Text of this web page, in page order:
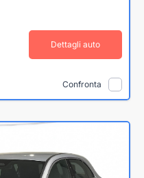
Dettagli auto
Confronta